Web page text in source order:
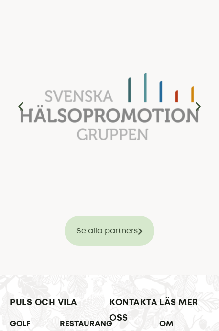
Se alla partners
PULS OCH VILA
GOLF
RESTAURANG
KONTAKTA
OSS
LÄS MER
OM